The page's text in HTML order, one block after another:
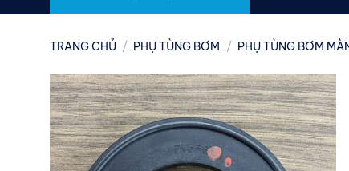
TRANG CHỦ / PHỤ TÙNG BƠM / PHỤ TÙNG BƠM